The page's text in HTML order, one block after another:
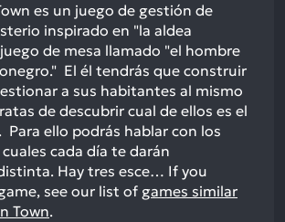
es un juego de gestión de
inspirado en "la aldea
de mesa llamado "el hombre
El él tendrás que construir
a sus habitantes al mismo
de descubrir cual de ellos es el
ello podrás hablar con los
cada día te darán
Hay tres esce… If you
see our list of games similar
Town.